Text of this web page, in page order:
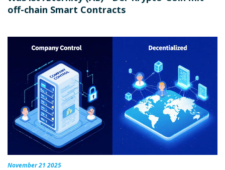
off-chain Smart Contracts
November 21 2025